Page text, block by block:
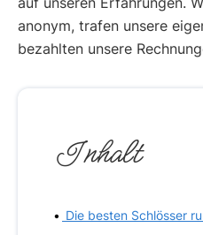
anonym, trafen unsere
bezahlten unsere
Inhalt
Die besten Schlösser